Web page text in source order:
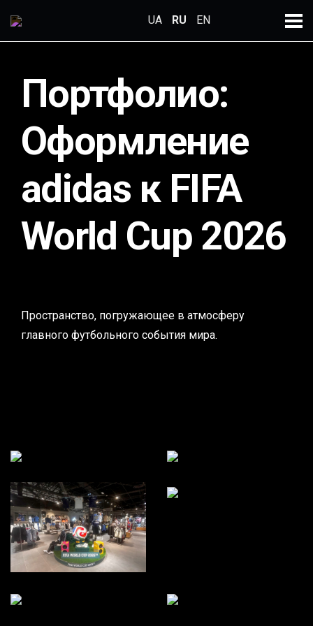
Главная
Про компанию
Портфолио
Карьера
UA RU EN
← Все проекты
Портфолио:
Оформление
adidas к FIFA
World Cup 2026
Пространство, погружающее в атмосферу
главного футбольного события мира.